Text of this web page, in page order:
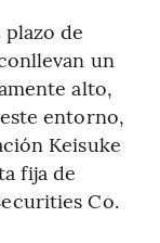
de
un
alto,
entorno,
Keisuke
fija de
Co.